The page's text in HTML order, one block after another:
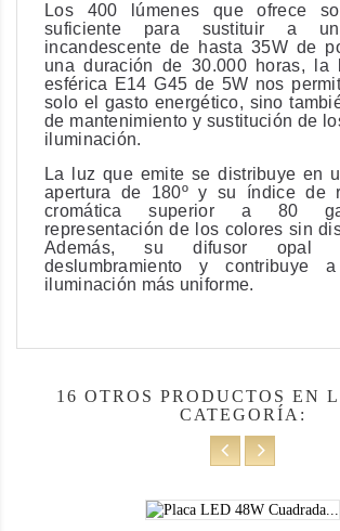
Los 400 lúmenes que ofrece
suficiente para sustituir a
incandescente de hasta 35W de
una duración de 30.000 horas, la
esférica E14 G45 de 5W nos
solo el gasto energético, sino
de mantenimiento y sustitución de
iluminación.
La luz que emite se distribuye en
apertura de 180º ysu índice de
cromática superior a 80
representación de los colores sin
Además, su difusor opal
deslumbramiento y contribuye
iluminación más uniforme.
16 OTROS PRODUCTOS EN
CATEGORÍA: